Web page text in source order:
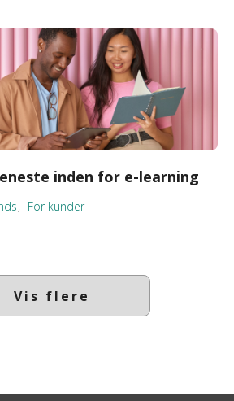
inden for e-learning
For kunder
Vis flere